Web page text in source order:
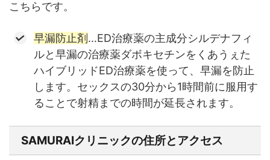
こちらです。
早漏防止剤 …ED治療薬の主成分シルデナフィ
ルと早漏の治療薬ダボキセチンをくあうぇた
ハイブリッドED治療薬を使って、早漏を防止
します。セックスの30分から1時間前に服用す
ることで射精までの時間が延長されます。
SAMURAIクリニックの住所とアクセス